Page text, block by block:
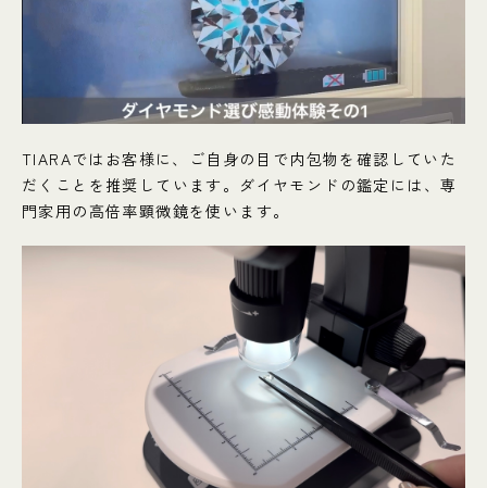
TIARAではお客様に、ご自身の目で内包物を確認していた
だくことを推奨しています。ダイヤモンドの鑑定には、専
門家用の高倍率顕微鏡を使います。